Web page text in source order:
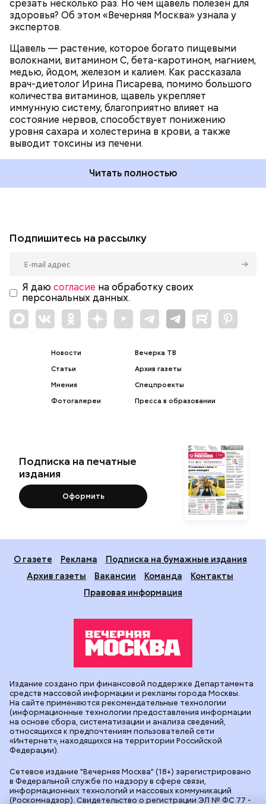
срезать несколько раз. Но чем щавель полезен для
здоровья? Об этом «Вечерняя Москва» узнала у
экспертов.
Щавель — растение, которое богато пищевыми
волокнами, витамином С, бета-каротином, магнием,
медью, йодом, железом и калием. Как рассказала
врач-диетолог Ирина Писарева, помимо большого
количества витаминов, щавель укрепляет
иммунную систему, благоприятно влияет на
состояние нервов, способствует понижению
уровня сахара и холестерина в крови, а также
выводит токсины из печени.
Читать полностью
Подпишитесь на рассылку
Я даю согласие на обработку своих
персональных данных.
Новости
Статьи
Мнения
Фотогалереи
Вечерка ТВ
Архив газеты
Спецпроекты
Пресса в образовании
Подписка на печатные
издания
Оформить
О газете Реклама
Подписка на бумажные издания
Архив газеты
Вакансии Команда
Контакты
Правовая информация
Сетевое издание "Вечерняя Москва" (18+) зарегистрировано
в Федеральной службе по надзору в сфере связи,
информационных технологий и массовых коммуникаций
(Роскомнадзор). Свидетельство о регистрации ЭЛ № ФС 77 -
Издание создано при финансовой поддержке Департамента
средств массовой информации и рекламы города Москвы.
На сайте применяются рекомендательные технологии
(информационные технологии предоставления информации
на основе сбора, систематизации и анализа сведений,
относящихся к предпочтениям пользователей сети
«Интернет», находящихся на территории Российской
Федерации).